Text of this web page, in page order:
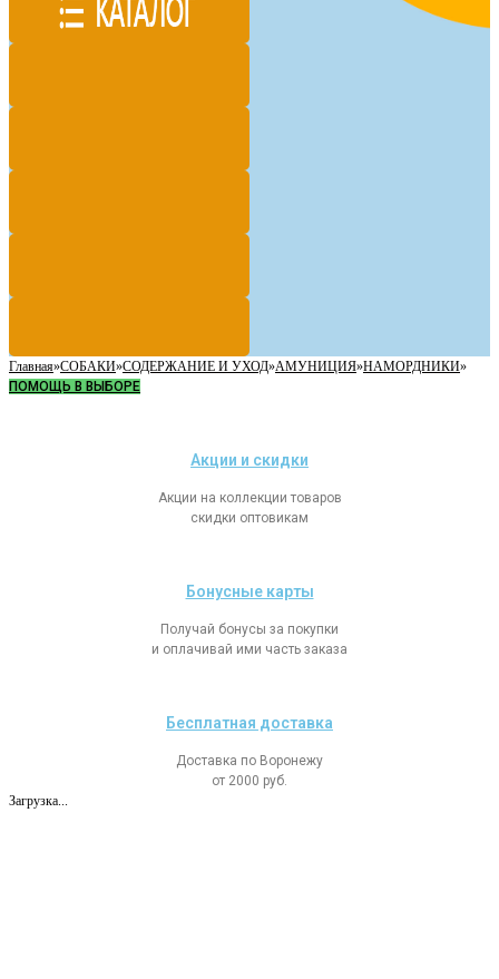
Главная»СОБАКИ»СОДЕРЖАНИЕ И УХОД»АМУНИЦИЯ»НАМОРДНИКИ»
ПОМОЩЬ В ВЫБОРЕ
Акции и скидки
Акции на коллекции товаров
скидки оптовикам
Бонусные карты
Получай бонусы за покупки
и оплачивай ими часть заказа
Бесплатная доставка
Доставка по Воронежу
от 2000 руб.
Загрузка...